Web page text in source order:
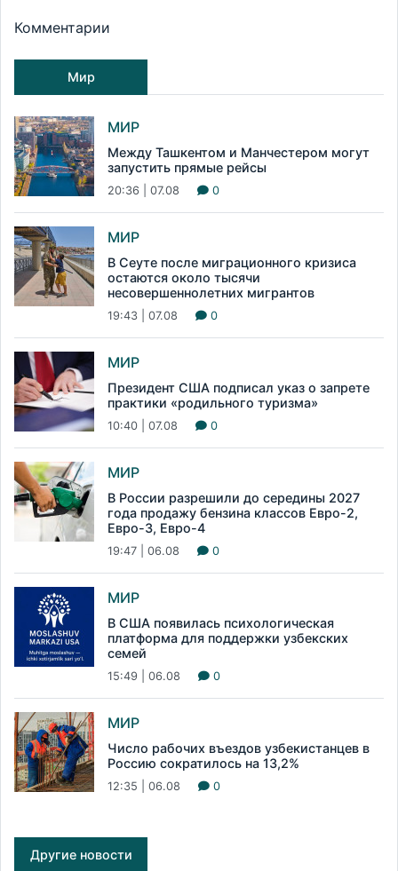
Комментарии
Мир
МИР
Между Ташкентом и Манчестером могут
запустить прямые рейсы
20:36 | 07.08 0
МИР
В Сеуте после миграционного кризиса
остаются около тысячи
несовершеннолетних мигрантов
19:43 | 07.08 0
МИР
Президент США подписал указ о запрете
практики «родильного туризма»
10:40 | 07.08 0
МИР
В России разрешили до середины 2027
года продажу бензина классов Евро-2,
Евро-3, Евро-4
19:47 | 06.08 0
МИР
В США появилась психологическая
платформа для поддержки узбекских
семей
15:49 | 06.08 0
МИР
Число рабочих въездов узбекистанцев в
Россию сократилось на 13,2%
12:35 | 06.08 0
Другие новости